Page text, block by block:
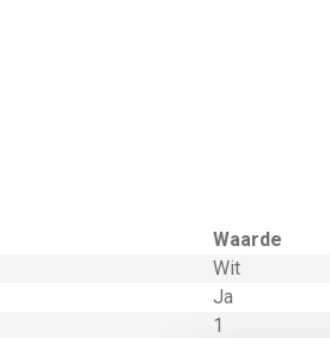
Waarde
Wit
Ja
1